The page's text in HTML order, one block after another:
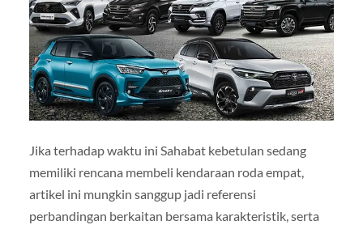
Jika terhadap waktu ini Sahabat kebetulan sedang
memiliki rencana membeli kendaraan roda empat,
artikel ini mungkin sanggup jadi referensi
perbandingan berkaitan bersama karakteristik, serta